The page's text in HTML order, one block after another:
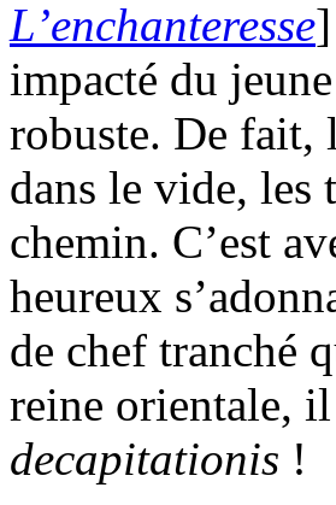
L’enchanteresse
impacté du
robuste. De fait,
dans le vide, les
chemin. C’est
heureux
de chef tranché
reine orientale,
decapitationis !